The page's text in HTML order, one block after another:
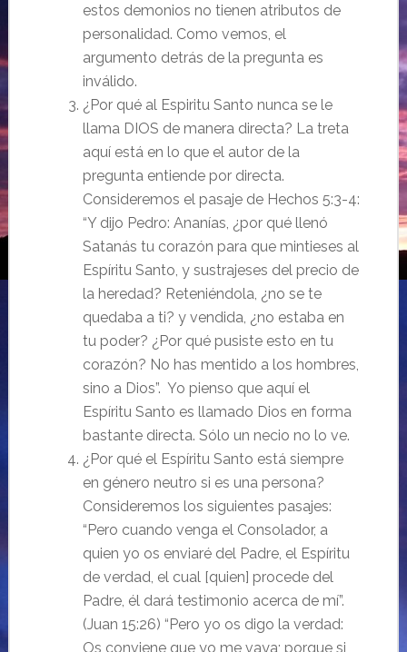
estos demonios no tienen atributos de
personalidad. Como vemos, el
argumento detrás de la pregunta es
inválido.
¿Por qué al Espiritu Santo nunca se le
llama DIOS de manera directa? La treta
aquí está en lo que el autor de la
pregunta entiende por directa.
Consideremos el pasaje de Hechos 5:3-4:
“Y dijo Pedro: Ananías, ¿por qué llenó
Satanás tu corazón para que mintieses al
Espíritu Santo, y sustrajeses del precio de
la heredad? Reteniéndola, ¿no se te
quedaba a ti? y vendida, ¿no estaba en
tu poder? ¿Por qué pusiste esto en tu
corazón? No has mentido a los hombres,
sino a Dios”. Yo pienso que aquí el
Espíritu Santo es llamado Dios en forma
bastante directa. Sólo un necio no lo ve.
¿Por qué el Espíritu Santo está siempre
en género neutro si es una persona?
Consideremos los siguientes pasajes:
“Pero cuando venga el Consolador, a
quien yo os enviaré del Padre, el Espíritu
de verdad, el cual [quien] procede del
Padre, él dará testimonio acerca de mí”.
(Juan 15:26) “Pero yo os digo la verdad:
Os conviene que yo me vaya; porque si